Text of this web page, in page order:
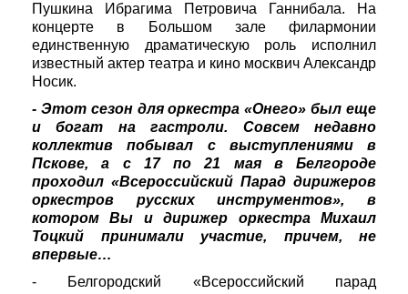
Пушкина Ибрагима Петровича Ганнибала. На
концерте в Большом зале филармонии
единственную драматическую роль исполнил
известный актер театра и кино москвич Александр
Носик.
- Этот сезон для оркестра «Онего» был еще
и богат на гастроли. Совсем недавно
коллектив побывал с выступлениями в
Пскове, а с 17 по 21 мая в Белгороде
проходил «Всероссийский Парад дирижеров
оркестров русских инструментов», в
котором Вы и дирижер оркестра Михаил
Тоцкий принимали участие, причем, не
впервые…
- Белгородский «Всероссийский парад